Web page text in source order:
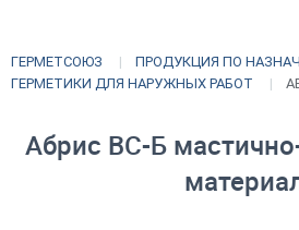
ГЕРМЕТСОЮЗ
ПРОДУКЦИЯ ПО
ГЕРМЕТИКИ ДЛЯ НАРУЖНЫХ РАБОТ
Абрис ВС-Б